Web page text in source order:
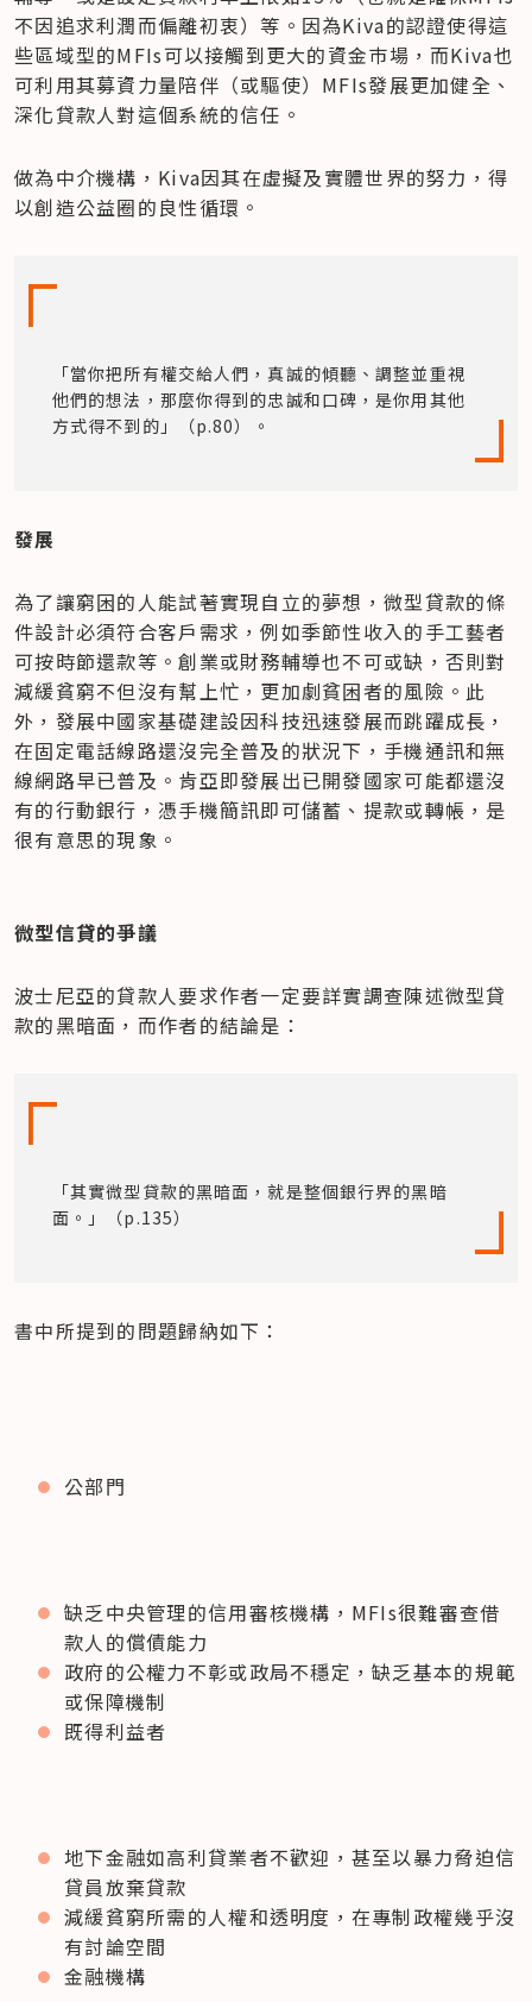
不因追求利潤而偏離初衷）等。因為Kiva的認證使得這
些區域型的MFIs可以接觸到更大的資金巿場，而Kiva也
可利用其募資力量陪伴（或驅使）MFIs發展更加健全、
深化貸款人對這個系統的信任。
做為中介機構，Kiva因其在虛擬及實體世界的努力，得
以創造公益圈的良性循環。
「當你把所有權交給人們，真誠的傾聽、調整並重視
他們的想法，那麼你得到的忠誠和口碑，是你用其他
方式得不到的」（p.80）。
發展
為了讓窮困的人能試著實現自立的夢想，微型貸款的條
件設計必須符合客戶需求，例如季節性收入的手工藝者
可按時節還款等。創業或財務輔導也不可或缺，否則對
減緩貧窮不但沒有幫上忙，更加劇貧困者的風險。此
外，發展中國家基礎建設因科技迅速發展而跳躍成長，
在固定電話線路還沒完全普及的狀況下，手機通訊和無
線網路早已普及。肯亞即發展出已開發國家可能都還沒
有的行動銀行，憑手機簡訊即可儲蓄、提款或轉帳，是
很有意思的現象。
微型信貸的爭議
波士尼亞的貸款人要求作者一定要詳實調查陳述微型貸
款的黑暗面，而作者的結論是：
「其實微型貸款的黑暗面，就是整個銀行界的黑暗
面。」（p.135）
書中所提到的問題歸納如下：
公部門
缺乏中央管理的信用審核機構，MFIs很難審查借
款人的償債能力
政府的公權力不彰或政局不穩定，缺乏基本的規範
或保障機制
既得利益者
地下金融如高利貸業者不歡迎，甚至以暴力脅迫信
貸員放棄貸款
減緩貧窮所需的人權和透明度，在專制政權幾乎沒
有討論空間
金融機構